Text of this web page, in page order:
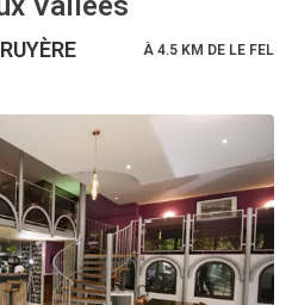
À 4.5 KM DE LE FEL